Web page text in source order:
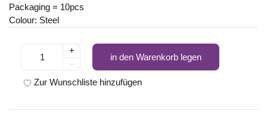
Packaging = 10pcs
Colour: Steel
+
-
in den Warenkorb legen
Zur Wunschliste hinzufügen